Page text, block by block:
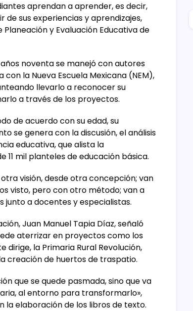
aprendan a aprender, es decir,
sus experiencias y aprendizajes,
y Evaluación Educativa de
noventa se manejó con autores
la Nueva Escuela Mexicana (NEM),
llevarlo a reconocer su
a través de los proyectos.
de acuerdo con su edad, su
se genera con la discusión, el análisis
educativa, que alista la
mil planteles de educación básica.
visión, desde otra concepción; van
visto, pero con otro método; van a
junto a docentes y especialistas.
Juan Manuel Tapia Díaz, señaló
aterrizar en proyectos como los
la Primaria Rural Revolución,
creación de huertos de traspatio.
que se quede pasmada, sino que va
al entorno para transformarlo»,
elaboración de los libros de texto.